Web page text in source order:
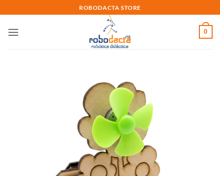
to
content
ROBODACTA STORE
0